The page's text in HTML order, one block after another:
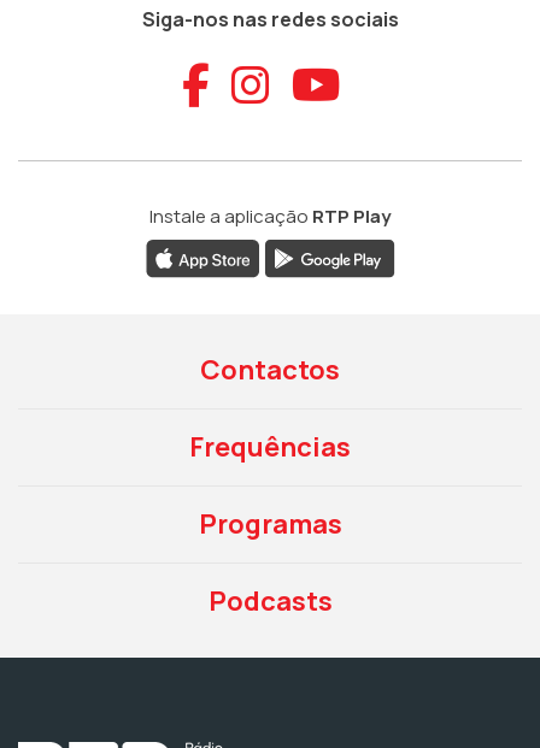
Siga-nos nas redes sociais
Aceder ao
Aceder ao
Aceder
Instale a aplicação RTP Play
Contactos
Frequências
Programas
Podcasts